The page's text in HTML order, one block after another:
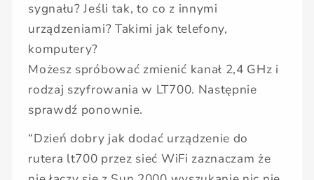
sygnału? Jeśli tak, to co z innymi
urządzeniami? Takimi jak telefony,
komputery?
Możesz spróbować zmienić kanał 2,4 GHz i
rodzaj szyfrowania w LT700. Następnie
sprawdź ponownie.
“Dzień dobry jak dodać urządzenie do
rutera lt700 przez sieć WiFi zaznaczam że